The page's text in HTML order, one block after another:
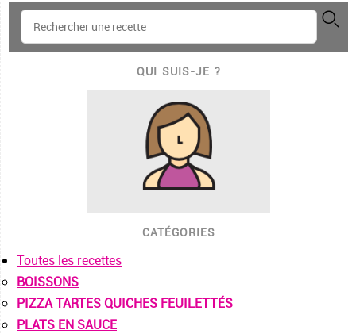
QUI SUIS-JE ?
CATÉGORIES
Toutes les recettes
BOISSONS
PIZZA TARTES QUICHES FEUILETTÉS
PLATS EN SAUCE